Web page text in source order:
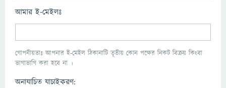
আমার ই-মেইলঃ
গোপনীয়তাঃ আপনার ই-মেইল ঠিকানাটি তৃতীয় কোন পক্ষের নিকট বিক্রয় কিংবা
ভাগাভাগি করা হবে না ।
অনাযাচিত যাচাইকরণ: